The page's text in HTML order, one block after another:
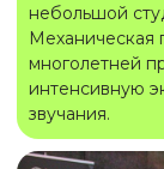
небольшой
Механическая
многолетней
интенсивную
звучания.